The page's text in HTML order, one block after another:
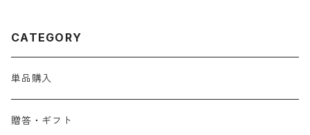
CATEGORY
単品購入
贈答・ギフト